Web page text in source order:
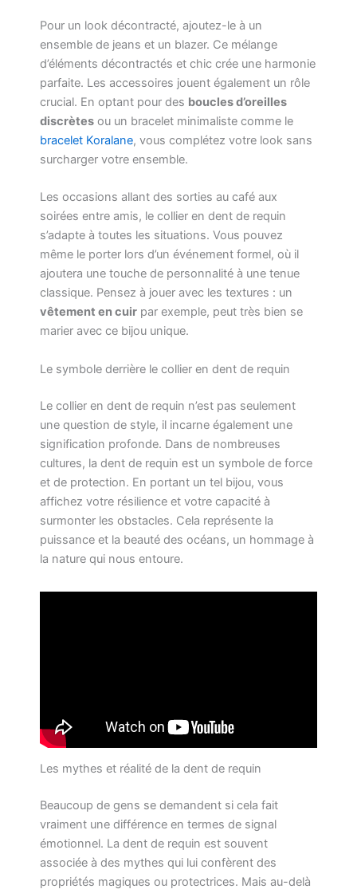
Pour un look décontracté, ajoutez-le à un
ensemble de jeans et un blazer. Ce mélange
d’éléments décontractés et chic crée une harmonie
parfaite. Les accessoires jouent également un rôle
crucial. En optant pour des boucles d’oreilles
discrètes ou un bracelet minimaliste comme le
bracelet Koralane, vous complétez votre look sans
surcharger votre ensemble.
Les occasions allant des sorties au café aux
soirées entre amis, le collier en dent de requin
s’adapte à toutes les situations. Vous pouvez
même le porter lors d’un événement formel, où il
ajoutera une touche de personnalité à une tenue
classique. Pensez à jouer avec les textures : un
vêtement en cuir par exemple, peut très bien se
marier avec ce bijou unique.
Le symbole derrière le collier en dent de requin
Le collier en dent de requin n’est pas seulement
une question de style, il incarne également une
signification profonde. Dans de nombreuses
cultures, la dent de requin est un symbole de force
et de protection. En portant un tel bijou, vous
affichez votre résilience et votre capacité à
surmonter les obstacles. Cela représente la
puissance et la beauté des océans, un hommage à
la nature qui nous entoure.
Les mythes et réalité de la dent de requin
Beaucoup de gens se demandent si cela fait
vraiment une différence en termes de signal
émotionnel. La dent de requin est souvent
associée à des mythes qui lui confèrent des
propriétés magiques ou protectrices. Mais au-delà